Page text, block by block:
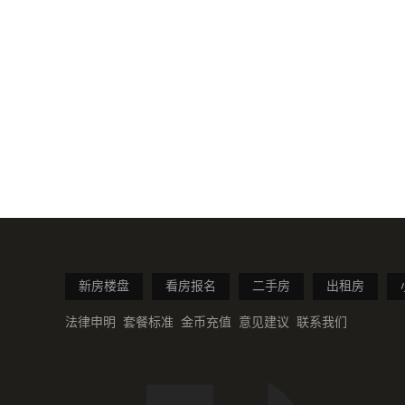
新房楼盘 看房报名 二手房 出租房
法律申明 套餐标准 金币充值 意见建议 联系我们